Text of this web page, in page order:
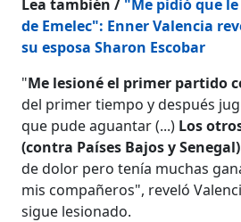
Lea también / "Me pidió que
de Emelec": Enner Valencia
su esposa Sharon Escobar
"Me lesioné el primer partido
del primer tiempo y después
que pude aguantar (...) Los
(contra Países Bajos y Senegal)
de dolor pero tenía muchas
mis compañeros", reveló
sigue lesionado.